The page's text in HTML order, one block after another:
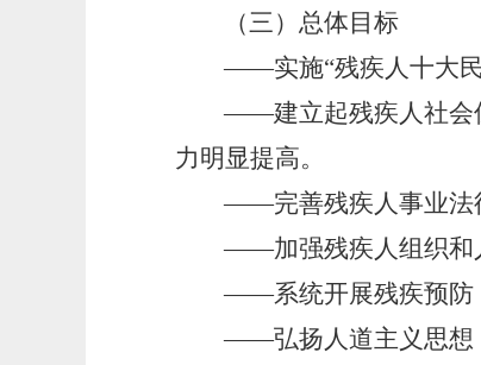
（三）总体目标
——实施“残疾人十大民
——建立起残疾人社会
力明显提高。
——完善残疾人事业法
——加强残疾人组织和
——系统开展残疾预防
——弘扬人道主义思想